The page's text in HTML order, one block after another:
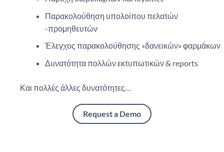
Παρακολούθηση υπολοίπου πελατών
-προμηθευτών
Έλεγχος παρακολούθησης «δανεικών» φαρμάκων
Δυνατότητα πολλών εκτυπωτικών & reports
Και πολλές άλλες δυνατότητες…
Request a Demo